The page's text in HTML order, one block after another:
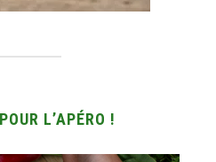
L’APÉRO !